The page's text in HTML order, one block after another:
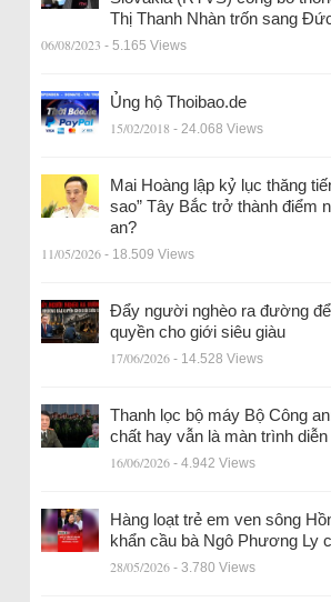
Thị Thanh Nhàn trốn sang
06/08/2023 - 5.165 Views
Ủng hộ Thoibao.de
15/02/2018 - 24.068 Views
Mai Hoàng lập kỷ lục thăng
sao” Tây Bắc trở thành điểm
an?
11/05/2026 - 18.509 Views
Đẩy người nghèo ra đường
quyền cho giới siêu giàu
17/06/2026 - 14.528 Views
Thanh lọc bộ máy Bộ Công
chất hay vẫn là màn trình diễn
16/06/2026 - 4.942 Views
Hàng loạt trẻ em ven sông
khẩn cầu bà Ngô Phương Ly
28/05/2026 - 3.780 Views